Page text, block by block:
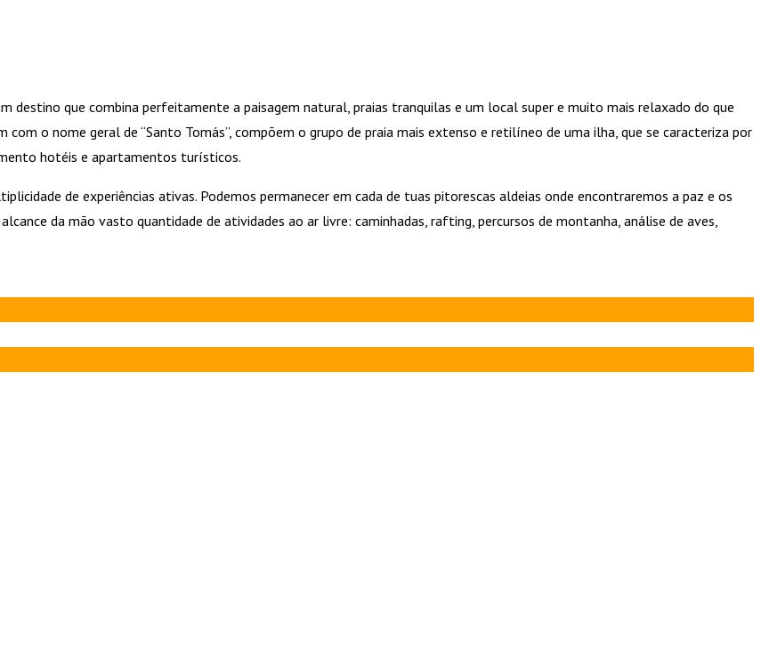
destino que combina perfeitamente a paisagem natural, praias tranquilas e um local super e muito mais relaxado do que
o nome geral de “Santo Tomás”, compõem o grupo de praia mais extenso e retilíneo de uma ilha, que se caracteriza por
hotéis e apartamentos turísticos.
de experiências ativas. Podemos permanecer em cada de tuas pitorescas aldeias onde encontraremos a paz e os
da mão vasto quantidade de atividades ao ar livre: caminhadas, rafting, percursos de montanha, análise de aves,